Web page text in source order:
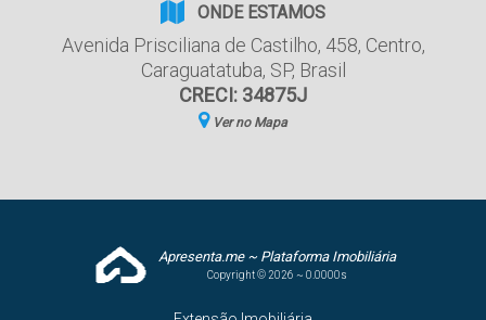
ONDE ESTAMOS
Avenida Prisciliana de Castilho, 458, Centro,
Caraguatatuba, SP, Brasil
CRECI: 34875J
Ver no Mapa
Apresenta.me ~ Plataforma Imobiliária
Copyright © 2026 ~ 0.0000s